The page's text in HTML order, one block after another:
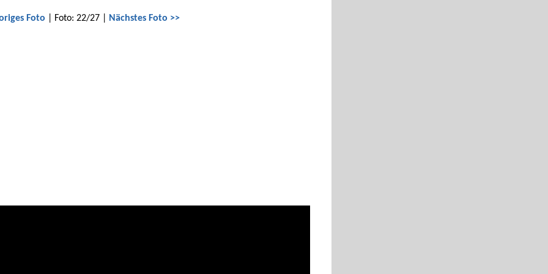
Foto | Foto: 22/27 | Nächstes Foto >>